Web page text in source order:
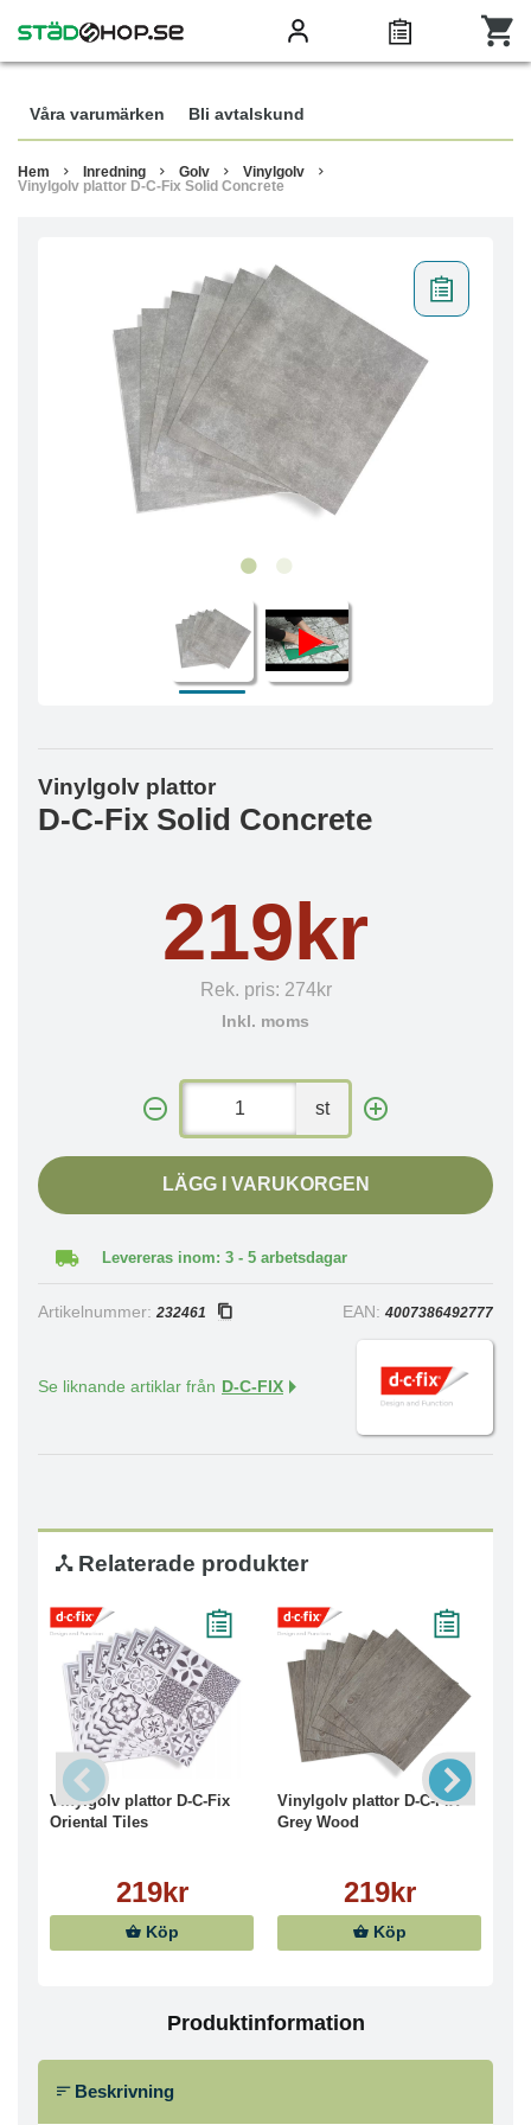
Våra varumärken Bli avtalskund
Hem Inredning Golv
Vinylgolv
Vinylgolv plattor D-C-Fix Solid Concrete
Vinylgolv plattor
D-C-Fix Solid Concrete
219kr
Rek. pris: 274kr
Inkl. moms
st
LÄGG I VARUKORGEN
Levereras inom: 3 - 5 arbetsdagar
Artikelnummer: 232461 EAN: 4007386492777
Se liknande artiklar från D-C-FIX
Relaterade produkter
Vinylgolv plattor D-C-Fix
Oriental Tiles
219kr
Köp
Vinylgolv plattor D-C-FIX
Grey Wood
219kr
Köp
Produktinformation
Beskrivning